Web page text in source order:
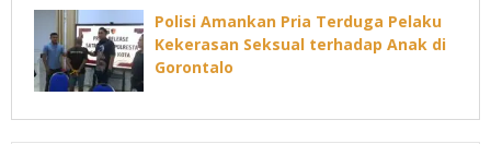
Polisi Amankan Pria Terduga Pelaku
Kekerasan Seksual terhadap Anak di
Gorontalo